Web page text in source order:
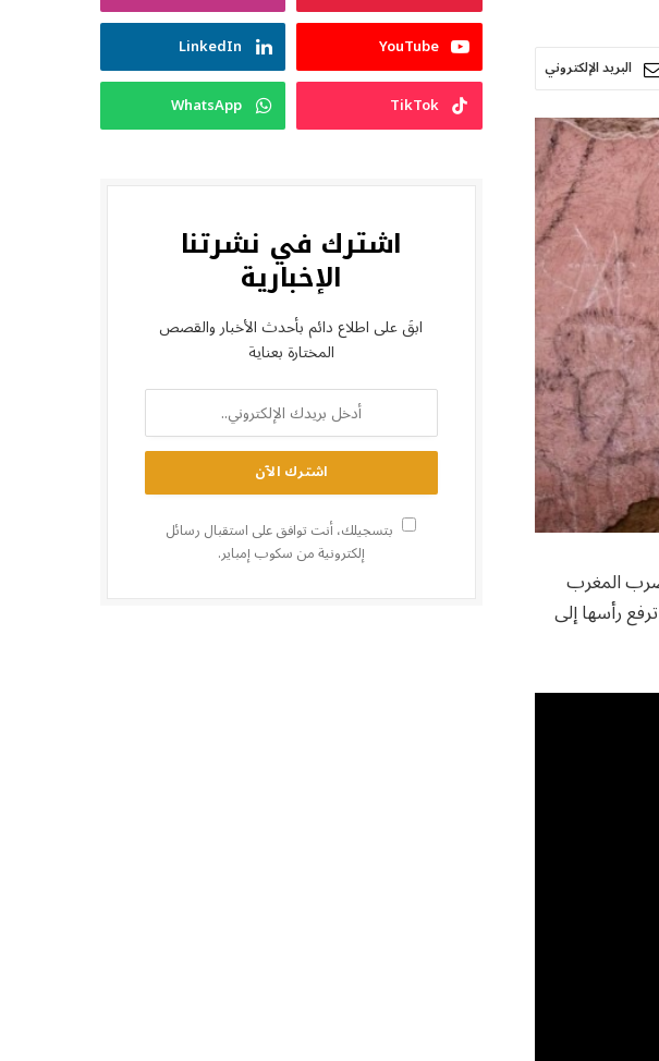
البريد الإلكتروني
ضرب المغرب
رأسها إلى
YouTube
LinkedIn
TikTok
WhatsApp
اشترك في نشرتنا
الإخبارية
ابقَ على اطلاع دائم بأحدث الأخبار والقصص
المختارة بعناية
بتسجيلك، أنت توافق على استقبال رسائل
إلكترونية من سكوب إمباير.